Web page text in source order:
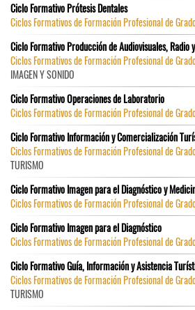
Ciclo Formativo Prótesis Dentales
Ciclos Formativos de Formación Profesional de
Ciclo Formativo Producción de Audiovisuales, Radio
Ciclos Formativos de Formación Profesional de
IMAGEN Y SONIDO
Ciclo Formativo Operaciones de Laboratorio
Ciclos Formativos de Formación Profesional de
Ciclo Formativo Información y Comercialización
Ciclos Formativos de Formación Profesional de
TURISMO
Ciclo Formativo Imagen para el Diagnóstico y
Ciclos Formativos de Formación Profesional de
Ciclo Formativo Imagen para el Diagnóstico
Ciclos Formativos de Formación Profesional de
Ciclo Formativo Guía, Información y Asistencia
Ciclos Formativos de Formación Profesional de
TURISMO